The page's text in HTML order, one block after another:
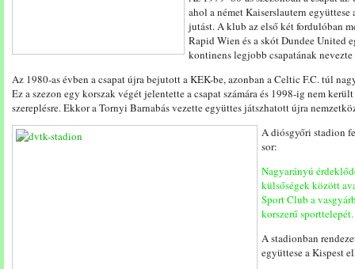
ahol a német Kaiserslautern
jutást. A klub az első két fordulóban
Rapid Wien és a skót Dundee United
kontinens legjobb csapatának
Az 1980-as évben a csapat újra bejutott a KEK-be, azonban a Celtic F.C. túl
Ez a szezon egy korszak végét jelentette a csapat számára és 1998-ig nem
szereplésre. Ekkor a Tornyi Barnabás vezette együttes játszhatott újra
A diósgyőri stadion
sor:
Nagyarányú
külsőségek között
Sport Club a
korszerű sporttelepét.
A stadionban
együttese a Kispest